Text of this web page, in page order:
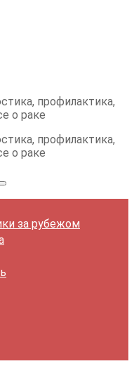
профилактика,
о раке
профилактика,
о раке
за рубежом